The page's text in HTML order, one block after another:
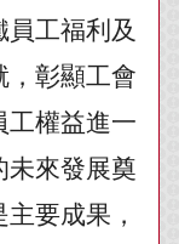
工福利及
，彰顯工會
工權益進一
未來發展奠
要成果，